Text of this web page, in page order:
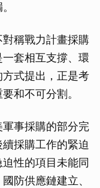
稱戰力計畫採購
套相互支撐、環
式提出，正是考
和不可分割。
事採購的部分完
採購工作的緊迫
性的項目未能同
防供應鏈建立、